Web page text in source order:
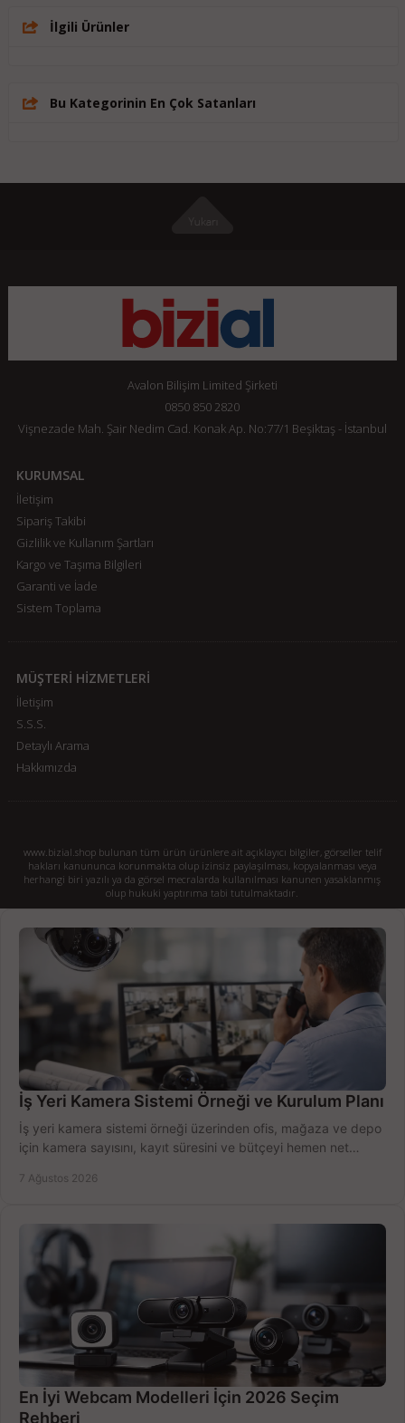
İlgili Ürünler
Bu Kategorinin En Çok Satanları
Avalon Bilişim Limited Şirketi
0850 850 2820
Vişnezade Mah. Şair Nedim Cad. Konak Ap. No:77/1 Beşiktaş - İstanbul
KURUMSAL
İletişim
Sipariş Takibi
Gizlilik ve Kullanım Şartları
Kargo ve Taşıma Bilgileri
Garanti ve İade
Sistem Toplama
MÜŞTERİ HİZMETLERİ
İletişim
S.S.S.
Detaylı Arama
Hakkımızda
www.bizial.shop bulunan tüm ürün ürünlere ait açıklayıcı bilgiler, görseller telif
hakları kanununca korunmakta olup izinsiz paylaşılması, kopyalanması veya
herhangi biri yazılı ya da görsel mecralarda kullanılması kanunen yasaklanmış
olup hukuki yaptırıma tabi tutulmaktadır.
İş Yeri Kamera Sistemi Örneği ve Kurulum Planı
İş yeri kamera sistemi örneği üzerinden ofis, mağaza ve depo
için kamera sayısını, kayıt süresini ve bütçeyi hemen net
7 Ağustos 2026
En İyi Webcam Modelleri İçin 2026 Seçim
Rehberi